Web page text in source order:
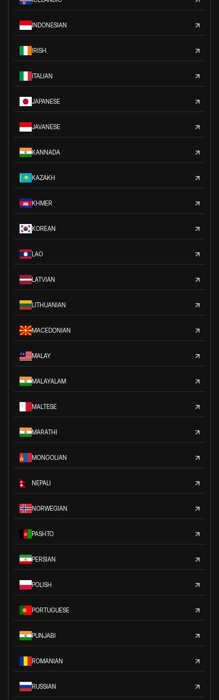
INDONESIAN
IRISH
ITALIAN
JAPANESE
JAVANESE
KANNADA
KAZAKH
KHMER
KOREAN
LAO
LATVIAN
LITHUANIAN
MACEDONIAN
MALAY
MALAYALAM
MALTESE
MARATHI
MONGOLIAN
NEPALI
NORWEGIAN
PASHTO
PERSIAN
POLISH
PORTUGUESE
PUNJABI
ROMANIAN
RUSSIAN